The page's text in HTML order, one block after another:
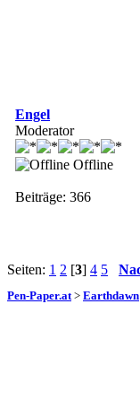
Engel
Moderator
Offline
Beiträge: 366
Seiten: 1 2 [3] 4 5
Pen-Paper.at> Earthdawn